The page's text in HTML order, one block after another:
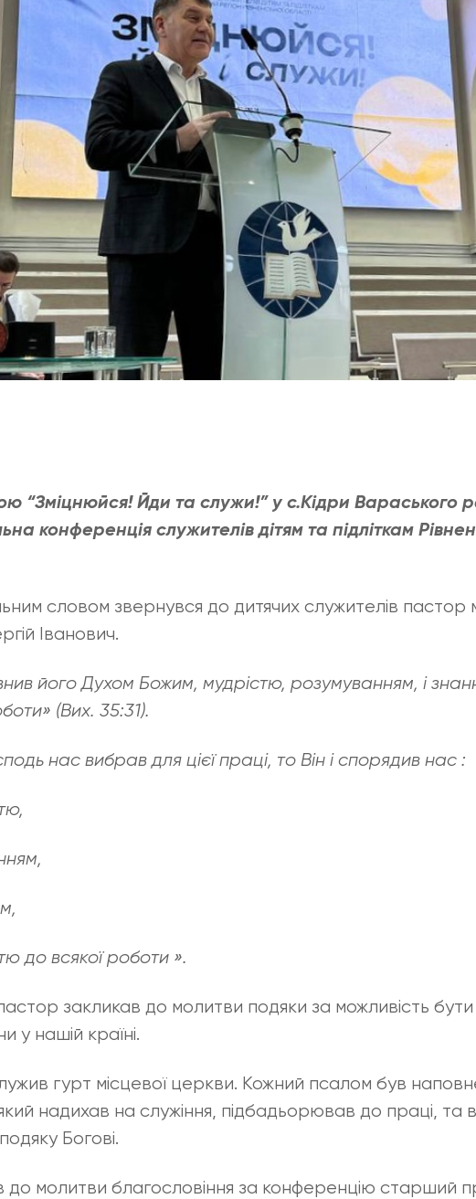
“Зміцнюйся! Йди та служи!” у с.Кідри Вараського
конференція служителів дітям та підліткам
словом звернувся до дитячих служителів пастор
Іванович.
його Духом Божим, мудрістю, розумуванням, і
(Вих. 35:31).
нас вибрав для цієї праці, то Він і спорядив нас :
до всякої роботи ».
закликав до молитви подяки за можливість
у нашій країні.
гурт місцевої церкви. Кожний псалом був
надихав на служіння, підбадьорював до праці, та
Богові.
до молитви благословіння за конференцію старший